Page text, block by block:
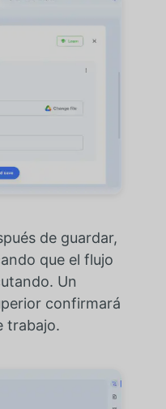
de guardar,
que el flujo
Un
confirmará
trabajo.